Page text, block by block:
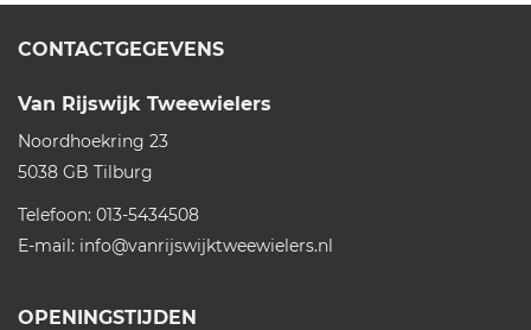
CONTACTGEGEVENS
Van Rijswijk Tweewielers
Noordhoekring 23
5038 GB Tilburg
Telefoon: 013-5434508
E-mail: info@vanrijswijktweewielers.nl
OPENINGSTIJDEN